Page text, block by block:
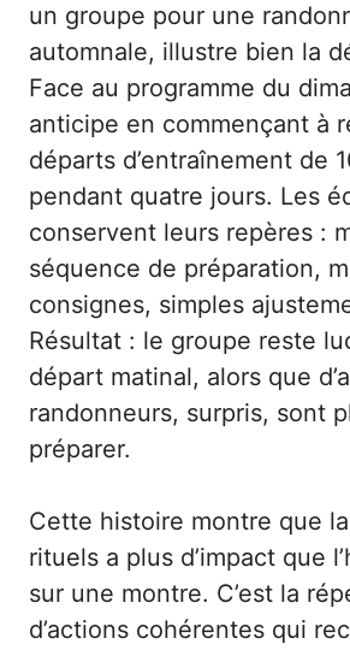
un groupe pour une
automnale, illustre bien la
Face au programme du
anticipe en commençant à
départs d’entraînement de
pendant quatre jours. Les
conservent leurs repères :
séquence de préparation,
consignes, simples
Résultat : le groupe reste
départ matinal, alors que
randonneurs, surpris, sont
préparer.
Cette histoire montre que
rituels a plus d’impact que
sur une montre. C’est la
d’actions cohérentes qui